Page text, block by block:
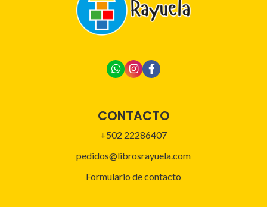
CONTACTO
+502 22286407
pedidos@librosrayuela.com
Formulario de contacto